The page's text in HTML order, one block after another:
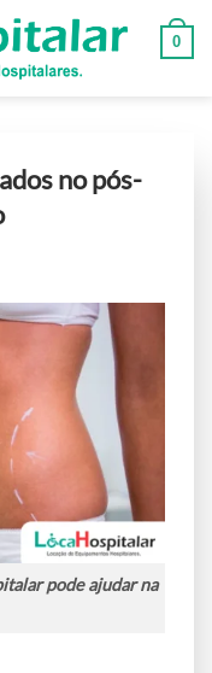
0
no pós-
pode ajudar na